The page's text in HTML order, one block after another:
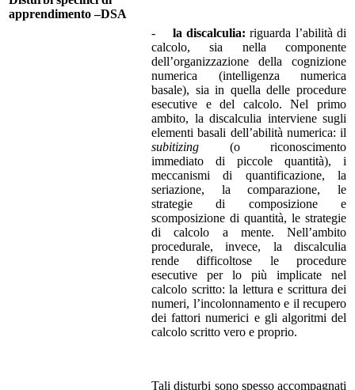
apprendimento –DSA
- la discalculia:riguarda l’abilità di
calcolo, sia nella componente
dell’organizzazione della cognizione
numerica (intelligenza numerica
basale), sia in quella delle procedure
esecutive e del calcolo. Nel primo
ambito, la discalculia interviene sugli
elementi basali dell’abilità numerica: il
subitizing (o riconoscimento
immediato di piccole quantità), i
meccanismi di quantificazione, la
seriazione, la comparazione, le
strategie di composizione e
scomposizione di quantità, le strategie
di calcolo a mente. Nell’ambito
procedurale, invece, la discalculia
rende difficoltose le procedure
esecutive per lo più implicate nel
calcolo scritto: la lettura e scrittura dei
numeri, l’incolonnamento e il recupero
dei fattori numerici e gli algoritmi del
calcolo scritto vero e proprio.
Tali disturbi sono spesso accompagnati